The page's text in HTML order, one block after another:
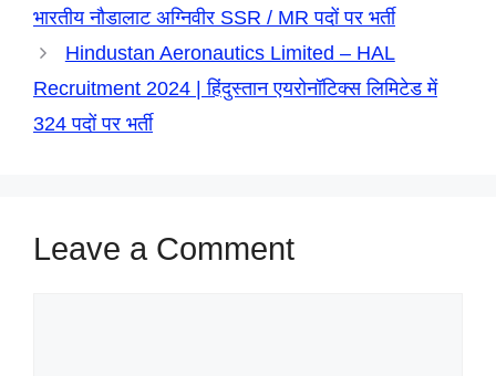
भारतीय नौडालाट अग्निवीर SSR / MR पदों पर भर्ती
Hindustan Aeronautics Limited – HAL
Recruitment 2024 | हिंदुस्तान एयरोनॉटिक्स लिमिटेड में
324 पदों पर भर्ती
Leave a Comment